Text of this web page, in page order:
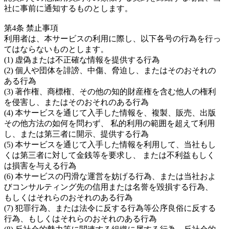
社に事前に通知するものとします。
第4条 禁止事項
利用者は、本サービスの利用に際し、以下各号の行為を行っ
てはならないものとします。
(1) 虚偽または不正確な情報を提供する行為
(2) 個人や団体を誹謗、中傷、脅迫し、またはそのおそれの
ある行為
(3) 著作権、商標権、その他の知的財産権を含む他人の権利
を侵害し、またはそのおそれのある行為
(4) 本サービスを通じて入手した情報を、複製、販売、出版
その他方法の如何を問わず、 私的利用の範囲を超えて利用
し、または第三者に開示、提供する行為
(5) 本サービスを通じて入手した情報を利用して、当社もし
くは第三者に対して金銭等を要求し、 または不利益もしく
は損害を与える行為
(6) 本サービスの円滑な運営を妨げる行為、または当社およ
びコンサルティング先の信用または名誉を毀損する行為、
もしくはそれらのおそれのある行為
(7) 犯罪行為、または法令に反する行為等公序良俗に反する
行為、もしくはそれらのおそれのある行為